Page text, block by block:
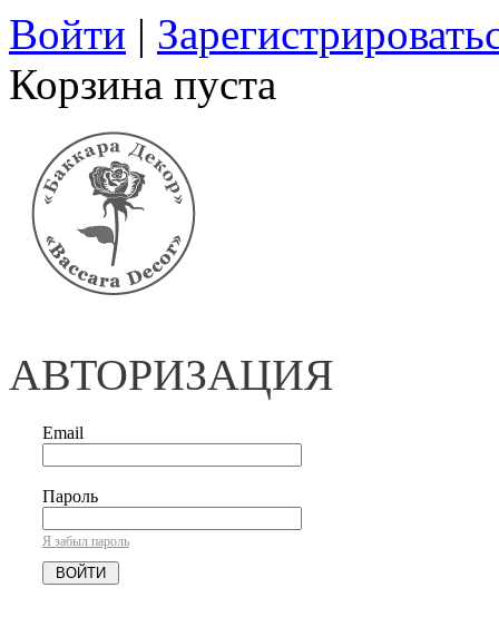
Войти |
Корзина пуста
АВТОРИЗАЦИЯ
Email
Пароль
Я забыл пароль